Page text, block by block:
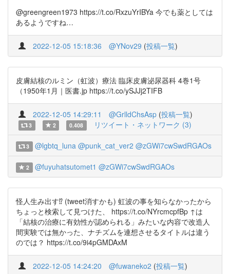
@greengreen1973 https://t.co/RxzuYrIBYa 今でも薬としては
あるようですね…
2022-12-05 15:18:36 @YNov29 (投稿一覧)
皮膚結核のルミン（虹波）療法 臨床皮膚泌尿器科 4巻1号
（1950年1月｜医書.jp https://t.co/ySJJj2TIFB
2022-12-05 14:29:11 @GrlldChsAsp (投稿一覧)
3 2 0.408 リツイート・ネットワーク (3)
3 @lgbtq_luna @punk_cat_ver2 @zGWi7cwSwdRGAOs
2 @fuyuhatsutomet1 @zGWi7cwSwdRGAOs
怪人生み出す⁉️ (tweet消すかも) 虹波の事を知らなかったから
ちょっと検索して見つけた、 https://t.co/NYrcmcpfBp ↑は
「結核の治療に有効性が認められる」みたいな内容で改造人
間実験では無かった、ナチズムを連想させるタイトルは違う
のでは？ https://t.co/9i4pGMDAxM
2022-12-05 14:24:20 @fuwaneko2 (投稿一覧)